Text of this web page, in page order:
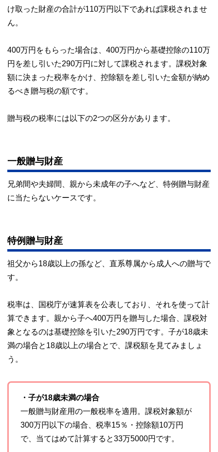
私たちは、快適でより良い生活のアイデアを提供するお金の
コンシェルジュを目指します。
け取った財産の合計が110万円以下であれば課税されませ
ん。
400万円をもらった場合は、400万円から基礎控除の110万
円を差し引いた290万円に対して課税されます。課税対象
額に決まった税率をかけ、控除額を差し引いた金額が納め
るべき贈与税の額です。
贈与税の税率には以下の2つの区分があります。
一般贈与財産
兄弟間や夫婦間、親から未成年の子へなど、特例贈与財産
に当たらないケースです。
特例贈与財産
祖父から18歳以上の孫など、直系尊属から成人への贈与で
す。
税率は、国税庁が速算表を公表しており、それを使って計
算できます。親から子へ400万円を贈与した場合、課税対
象となるのは基礎控除を引いた290万円です。子が18歳未
満の場合と18歳以上の場合とで、課税額を見てみましょ
う。
・子が18歳未満の場合
一般贈与財産用の一般税率を適用。課税対象額が
300万円以下の場合、税率15％・控除額10万円
で、当てはめて計算すると33万5000円です。